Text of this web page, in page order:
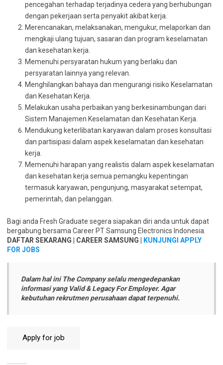
pencegahan terhadap terjadinya cedera yang berhubungan
dengan pekerjaan serta penyakit akibat kerja.
Merencanakan, melaksanakan, mengukur, melaporkan dan
mengkaji ulang tujuan, sasaran dan program keselamatan
dan kesehatan kerja.
Memenuhi persyaratan hukum yang berlaku dan
persyaratan lainnya yang relevan.
Menghilangkan bahaya dan mengurangi risiko Keselamatan
dan Kesehatan Kerja.
Melakukan usaha perbaikan yang berkesinambungan dari
Sistem Manajemen Keselamatan dan Kesehatan Kerja.
Mendukung keterlibatan karyawan dalam proses konsultasi
dan partisipasi dalam aspek keselamatan dan kesehatan
kerja.
Memenuhi harapan yang realistis dalam aspek keselamatan
dan kesehatan kerja semua pemangku kepentingan
termasuk karyawan, pengunjung, masyarakat setempat,
pemerintah, dan pelanggan.
Bagi anda Fresh Graduate segera siapakan diri anda untuk dapat
bergabung bersama Career PT Samsung Electronics Indonesia.
DAFTAR SEKARANG | CAREER SAMSUNG |
KUNJUNGI APPLY
FOR JOBS
Dalam hal ini The Company selalu mengedepankan
informasi yang Valid & Legacy For Employer. Agar
kebutuhan rekrutmen perusahaan dapat terpenuhi.